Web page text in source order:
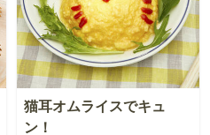
猫耳オムライスでキュ
ン！